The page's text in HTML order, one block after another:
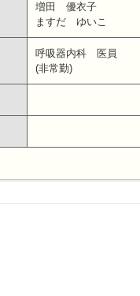
増田 優衣子
ますだ ゆいこ
呼吸器内科 医員
(非常勤)